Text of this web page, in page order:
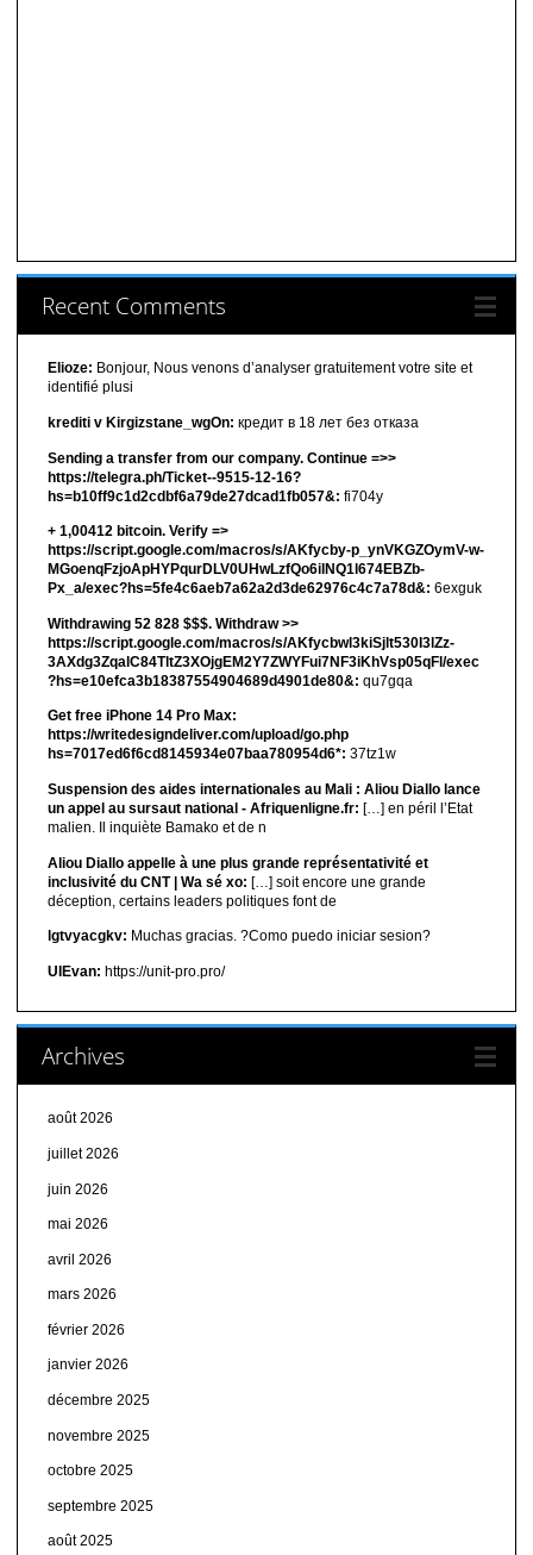
Recent Comments
Elioze: Bonjour, Nous venons d’analyser gratuitement votre site et
identifié plusi
krediti v Kirgizstane_wgOn: кредит в 18 лет без отказа
Sending a transfer from our company. Continue =>>
https://telegra.ph/Ticket--9515-12-16?
hs=b10ff9c1d2cdbf6a79de27dcad1fb057&: fi704y
+ 1,00412 bitсоin. Verify =>
https://script.google.com/macros/s/AKfycby-p_ynVKGZOymV-w-
MGoenqFzjoApHYPqurDLV0UHwLzfQo6ilNQ1l674EBZb-
Px_a/exec?hs=5fe4c6aeb7a62a2d3de62976c4c7a78d&: 6exguk
Withdrawing 52 828 $$$. Withdrаw >>
https://script.google.com/macros/s/AKfycbwl3kiSjlt530I3lZz-
3AXdg3ZqalC84TltZ3XOjgEM2Y7ZWYFui7NF3iKhVsp05qFl/exec
?hs=e10efca3b18387554904689d4901de80&: qu7gqa
Get free iPhone 14 Pro Max:
https://writedesigndeliver.com/upload/go.php
hs=7017ed6f6cd8145934e07baa780954d6*: 37tz1w
Suspension des aides internationales au Mali : Aliou Diallo lance
un appel au sursaut national - Afriquenligne.fr: […] en péril l’Etat
malien. Il inquiète Bamako et de n
Aliou Diallo appelle à une plus grande représentativité et
inclusivité du CNT | Wa sé xo: […] soit encore une grande
déception, certains leaders politiques font de
lgtvyacgkv: Muchas gracias. ?Como puedo iniciar sesion?
UIEvan: https://unit-pro.pro/
Archives
août 2026
juillet 2026
juin 2026
mai 2026
avril 2026
mars 2026
février 2026
janvier 2026
décembre 2025
novembre 2025
octobre 2025
septembre 2025
août 2025